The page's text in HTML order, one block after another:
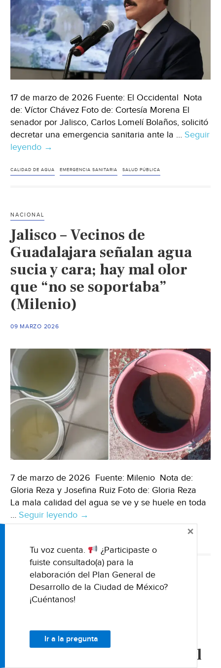
17 de marzo de 2026 Fuente: El Occidental Nota
de: Víctor Chávez Foto de: Cortesía Morena El
senador por Jalisco, Carlos Lomelí Bolaños, solicitó
decretar una emergencia sanitaria ante la … Seguir
leyendo Jalisco
El
pide
declarar
emergencia
sanitaria
por
mala
calidad
del
Occidental)
→
CALIDAD DE AGUA EMERGENCIA SANITARIA SALUD PÚBLICA
NACIONAL
Jalisco – Vecinos de
Guadalajara señalan agua
sucia y cara; hay mal olor
que “no se soportaba”
(Milenio)
09 MARZO 2026
7 de marzo de 2026 Fuente: Milenio Nota de:
Gloria Reza y Josefina Ruiz Foto de: Gloria Reza
La mala calidad del agua se ve y se huele en toda
… Seguir leyendo Jalisco
–
de
Guadalajara
señalan
agua
hay
mal
→
NACIONAL NACIONALES
Michoacán–San Matías El
laboratorio internacional
analice calidad del agua (El
Tu voz cuenta.
¿Participaste o
fuiste consultado(a) para la
elaboración del Plan General de
Desarrollo de la Ciudad de México?
¡Cuéntanos!
Ir a la pregunta
×